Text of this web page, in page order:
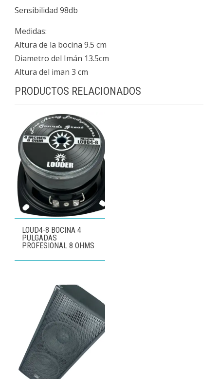
Sensibilidad 98db
Medidas:
Altura de la bocina 9.5 cm
Diametro del Imán 13.5cm
Altura del iman 3 cm
PRODUCTOS RELACIONADOS
LOUD4-8 BOCINA 4
PULGADAS
PROFESIONAL 8 OHMS